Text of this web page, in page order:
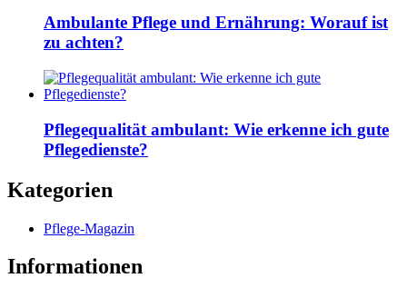
Ambulante Pflege und Ernährung: Worauf ist
zu achten?
Pflegequalität ambulant: Wie erkenne ich gute
Pflegedienste?
Kategorien
Pflege-Magazin
Informationen